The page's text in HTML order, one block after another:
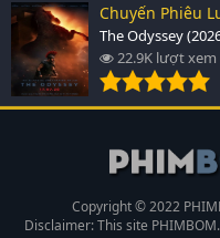
Chuyến Phiêu
The Odyssey
22.9K lượt xem
Copyright © 2022
Disclaimer: This site